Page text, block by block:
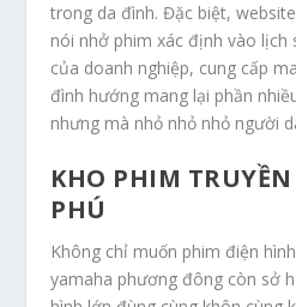
trong da đình. Đặc biệt,
nói nhở phim xác định vào lịch
của doanh nghiệp, cung cấp
đình hướng mang lại phần
nhưng mà nhỏ nhỏ nhỏ người
KHO PHIM
PHÚ
Không chỉ muốn phim điện
yamaha phương đông còn sở